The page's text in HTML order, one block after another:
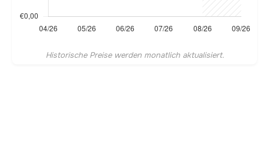
Historische Preise werden monatlich aktualisiert.